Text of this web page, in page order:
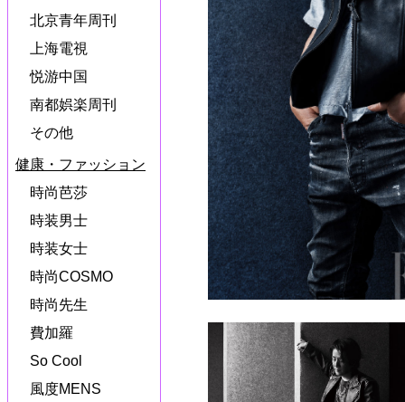
北京青年周刊
上海電視
悦游中国
南都娯楽周刊
その他
健康・ファッション
時尚芭莎
時装男士
時装女士
時尚COSMO
時尚先生
費加羅
So Cool
風度MENS